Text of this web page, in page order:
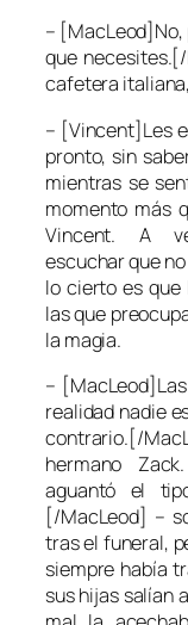
–
que
cafetera
– [Vincent]Les
pronto, sin
mientras se
momento más
Vincent. A
escuchar que
lo cierto es que
las que
la magia.
–
realidad nadie
contrario.[/
hermano
aguantó el
[/MacLeod] –
tras el funeral,
siempre había
sus hijas salían